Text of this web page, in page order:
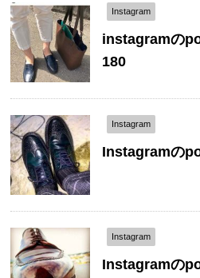
Instagram
instagramの
180
Instagram
Instagramの
Instagram
Instagramの